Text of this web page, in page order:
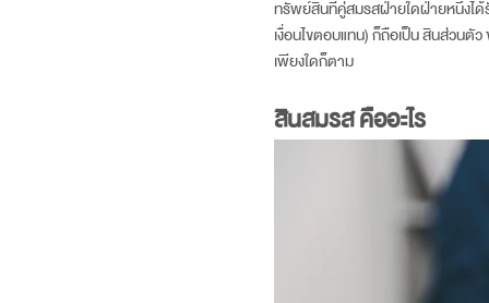
ทรัพย์สินที่คู่สมรสฝ่ายใดฝ่ายหนึ่งได้
เงื่อนไขตอบแทน) ก็ถือเป็น สินส่วน
เพียงใดก็ตาม
สินสมรส คืออะไร